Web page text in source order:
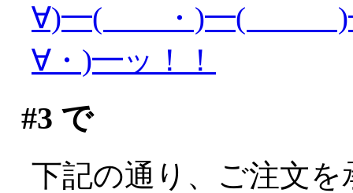
∀)━( ・)━(
∀・)━ッ！！
#3 で
下記の通り、ご注文